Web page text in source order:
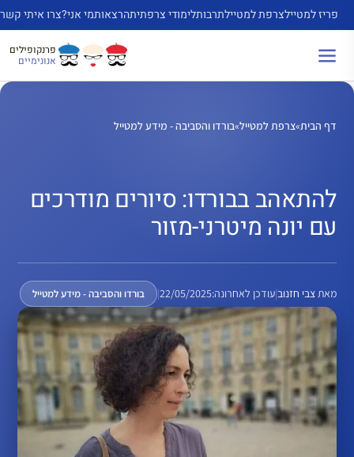
לדלג
לתוכן
פריז למטיילצרפת למטיילתרבותלימודי צרפתיתהרצאותמי אני?צרו איתי קשר
פרנקופילים
אנונימיים
דף הבית»צרפת למטייל»בורדו והסביבה - מידע למטייל
להתאהב בבורדו: סיורים מודרכים
עם יונה מיטרני-מזור
מאתצבי חזנוב|עודכן לאחרונה:22/05/2025
| בורדו והסביבה - מידע למטייל